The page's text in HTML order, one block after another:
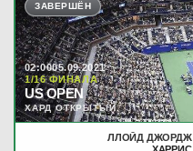
ЗАВЕРШЁН
02:0005.09.2021
1/16 ФИНАЛА
US OPEN
ХАРД ОТКРЫТЫЙ
ЛЛОЙД ДЖОРДЖ